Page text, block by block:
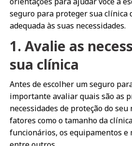
seguro para proteger sua clínica
adequada às suas necessidades.
1. Avalie as
sua clínica
Antes de escolher um seguro
importante avaliar quais são as
necessidades de proteção do seu
fatores como o tamanho da
funcionários, os equipamentos